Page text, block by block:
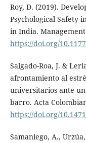
Roy, D. (2019).
Psychological Safety
in India.
https://doi.org/
Salgado-Roa, J. &
afrontamiento al
universitarios ante
barro. Acta
https://doi.org/
Samaniego, A.,